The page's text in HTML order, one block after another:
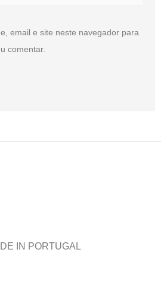
email e site neste navegador para
comentar.
IN PORTUGAL